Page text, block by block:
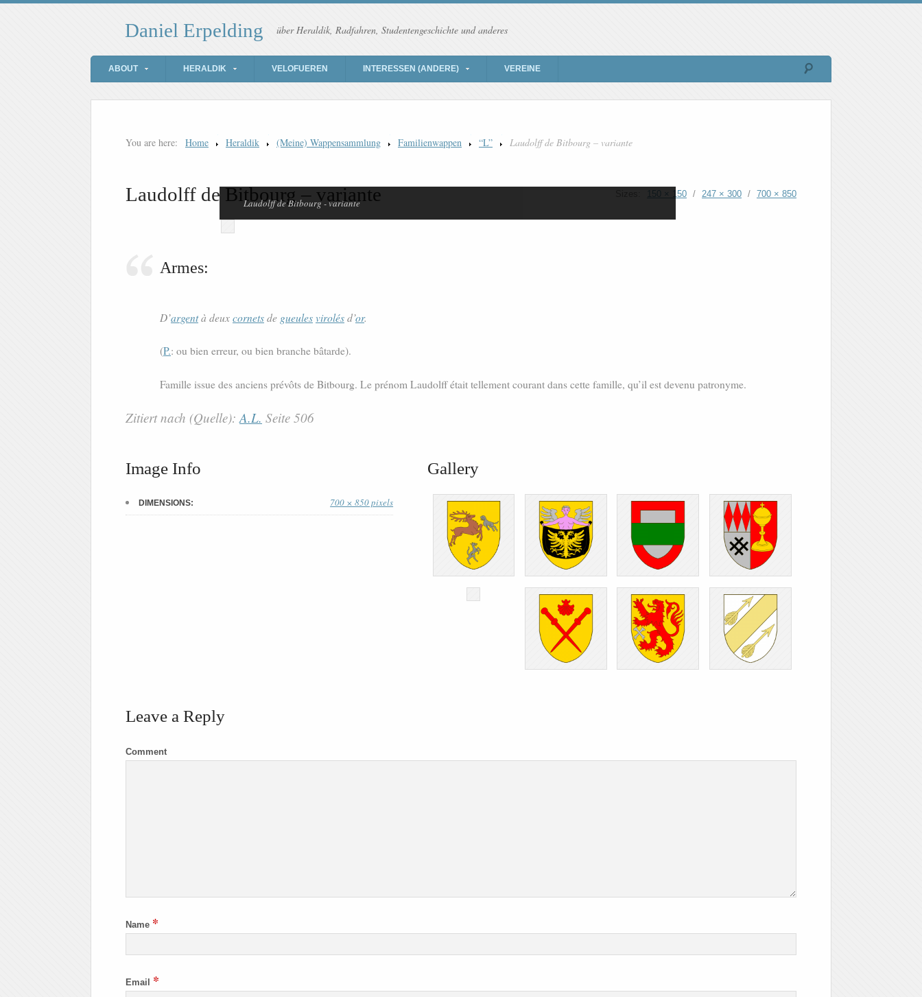
Daniel Erpelding über Heraldik, Radfahren, Studentengeschichte und anderes
ABOUT HERALDIK VELOFUEREN INTERESSEN (ANDERE) VEREINE
You are here: Home Heraldik (Meine) Wappensammlung Familienwappen “L” Laudolff de Bitbourg – variante
Laudolff de Bitbourg – variante 150 × 150 / 247 × 300 / 700 × 850
Laudolff de Bitbourg - variante
Armes:
D’argentà deuxcornetsde gueulesvirolésd’or.
(P.: ou bien erreur, ou bien branche bâtarde).
Famille issue des anciens prévôts de Bitbourg. Le prénom Laudolff était tellement courant dans cette famille, qu’il est devenu patronyme.
Zitiert nach (Quelle):A.L. Seite 506
Image Info
DIMENSIONS: 700 × 850 pixels
Gallery
Leave a Reply
Comment
Name *
Email *